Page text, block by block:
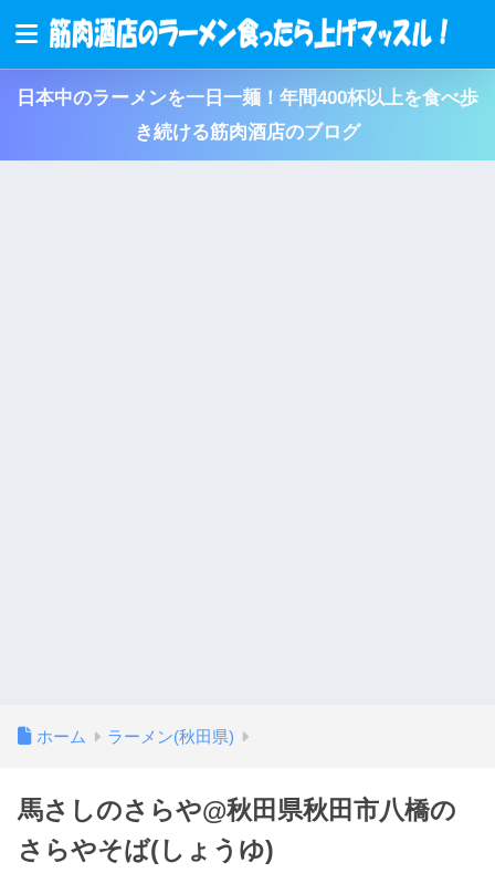
日本中のラーメンを一日一麺！年間400杯以上を食べ歩
き続ける筋肉酒店のブログ
ホーム ラーメン(秋田県)
馬さしのさらや@秋田県秋田市八橋の
さらやそば(しょうゆ)